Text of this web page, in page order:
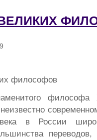
философов
в России